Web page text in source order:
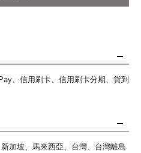
、信用刷卡、信用刷卡分期、貨到
加坡、馬來西亞、台灣、台灣離島